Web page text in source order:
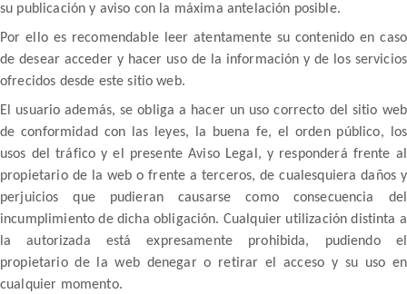
su publicación y aviso con la máxima antelación posible.
Por ello es recomendable leer atentamente su contenido en caso
de desear acceder y hacer uso de la información y de los servicios
ofrecidos desde este sitio web.
El usuario además, se obliga a hacer un uso correcto del sitio web
de conformidad con las leyes, la buena fe, el orden público, los
usos del tráfico y el presente Aviso Legal, y responderá frente al
propietario de la web o frente a terceros, de cualesquiera daños y
perjuicios que pudieran causarse como consecuencia del
incumplimiento de dicha obligación. Cualquier utilización distinta a
la autorizada está expresamente prohibida, pudiendo el
propietario de la web denegar o retirar el acceso y su uso en
cualquier momento.